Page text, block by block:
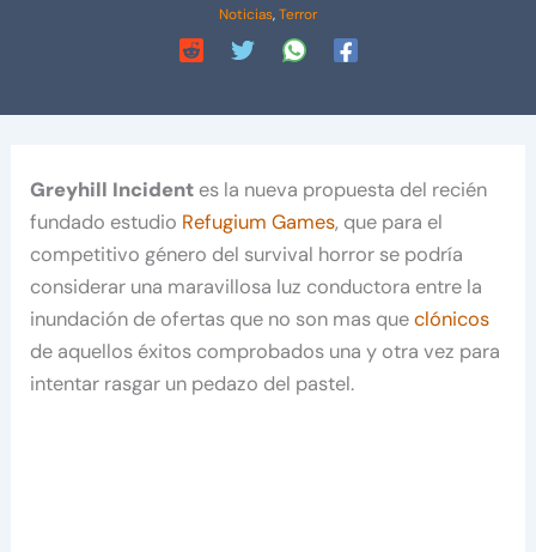
Noticias,Terror
Greyhill Incident es la nueva propuesta del recién
fundado estudio Refugium Games, que para el
competitivo género del survival horror se podría
considerar una maravillosa luz conductora entre la
inundación de ofertas que no son mas queclónicos
de aquellos éxitos comprobados una y otra vez para
intentar rasgar un pedazo del pastel.